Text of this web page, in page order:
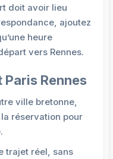
doit avoir lieu
ajoutez
heure
vers Rennes.
Rennes
ville bretonne,
réservation pour
trajet réel, sans